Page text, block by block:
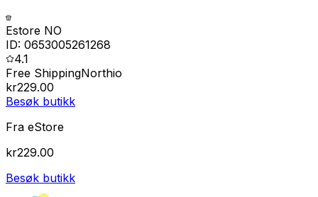
Estore NO
ID: 0653005261268
4.1
Free ShippingNorthio
kr229.00
Besøk butikk
Fra eStore
kr229.00
Besøk butikk